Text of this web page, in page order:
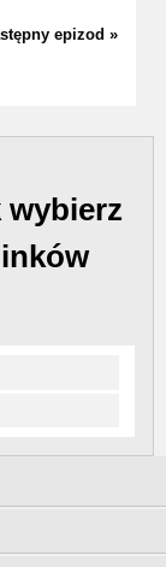
epizod »
wybierz